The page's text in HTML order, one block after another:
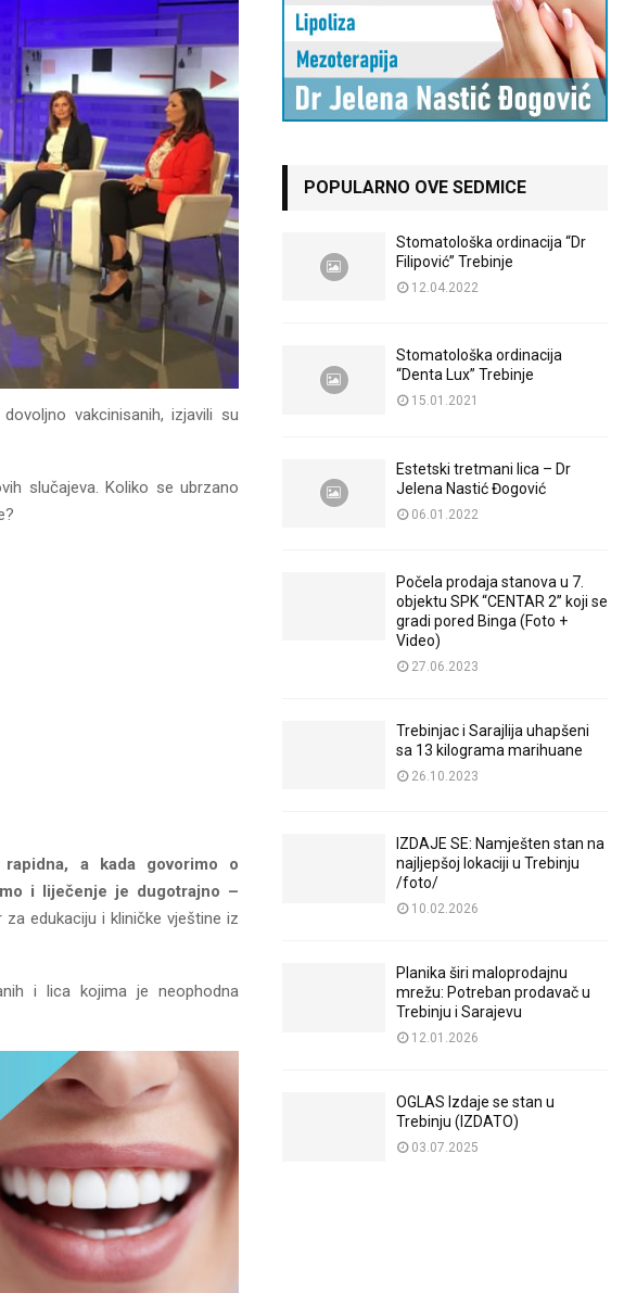
vakcinisanih, izjavili su
slučajeva. Koliko se ubrzano
a kada govorimo o
i liječenje je dugotrajno –
za edukaciju i kliničke vještine iz
i lica kojima je neophodna
POPULARNO OVE SEDMICE
Stomatološka ordinacija “Dr
Filipović” Trebinje
12.04.2022
Stomatološka ordinacija
“Denta Lux” Trebinje
15.01.2021
Estetski tretmani lica – Dr
Jelena Nastić Đogović
06.01.2022
Počela prodaja stanova u 7.
objektu SPK “CENTAR 2” koji se
gradi pored Binga (Foto +
Video)
27.06.2023
Trebinjac i Sarajlija uhapšeni
sa 13 kilograma marihuane
26.10.2023
IZDAJE SE: Namješten stan na
najljepšoj lokaciji u Trebinju
/foto/
10.02.2026
Planika širi maloprodajnu
mrežu: Potreban prodavač u
Trebinju i Sarajevu
12.01.2026
OGLAS Izdaje se stan u
Trebinju (IZDATO)
03.07.2025